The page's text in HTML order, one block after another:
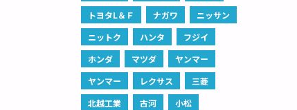
トヨタL＆Ｆ
ナガワ
ニッサン
ニットク
ハンタ
フジイ
ホンダ
マツダ
ヤンマー
ヤンマー
レクサス
三菱
北越工業
古河
小松